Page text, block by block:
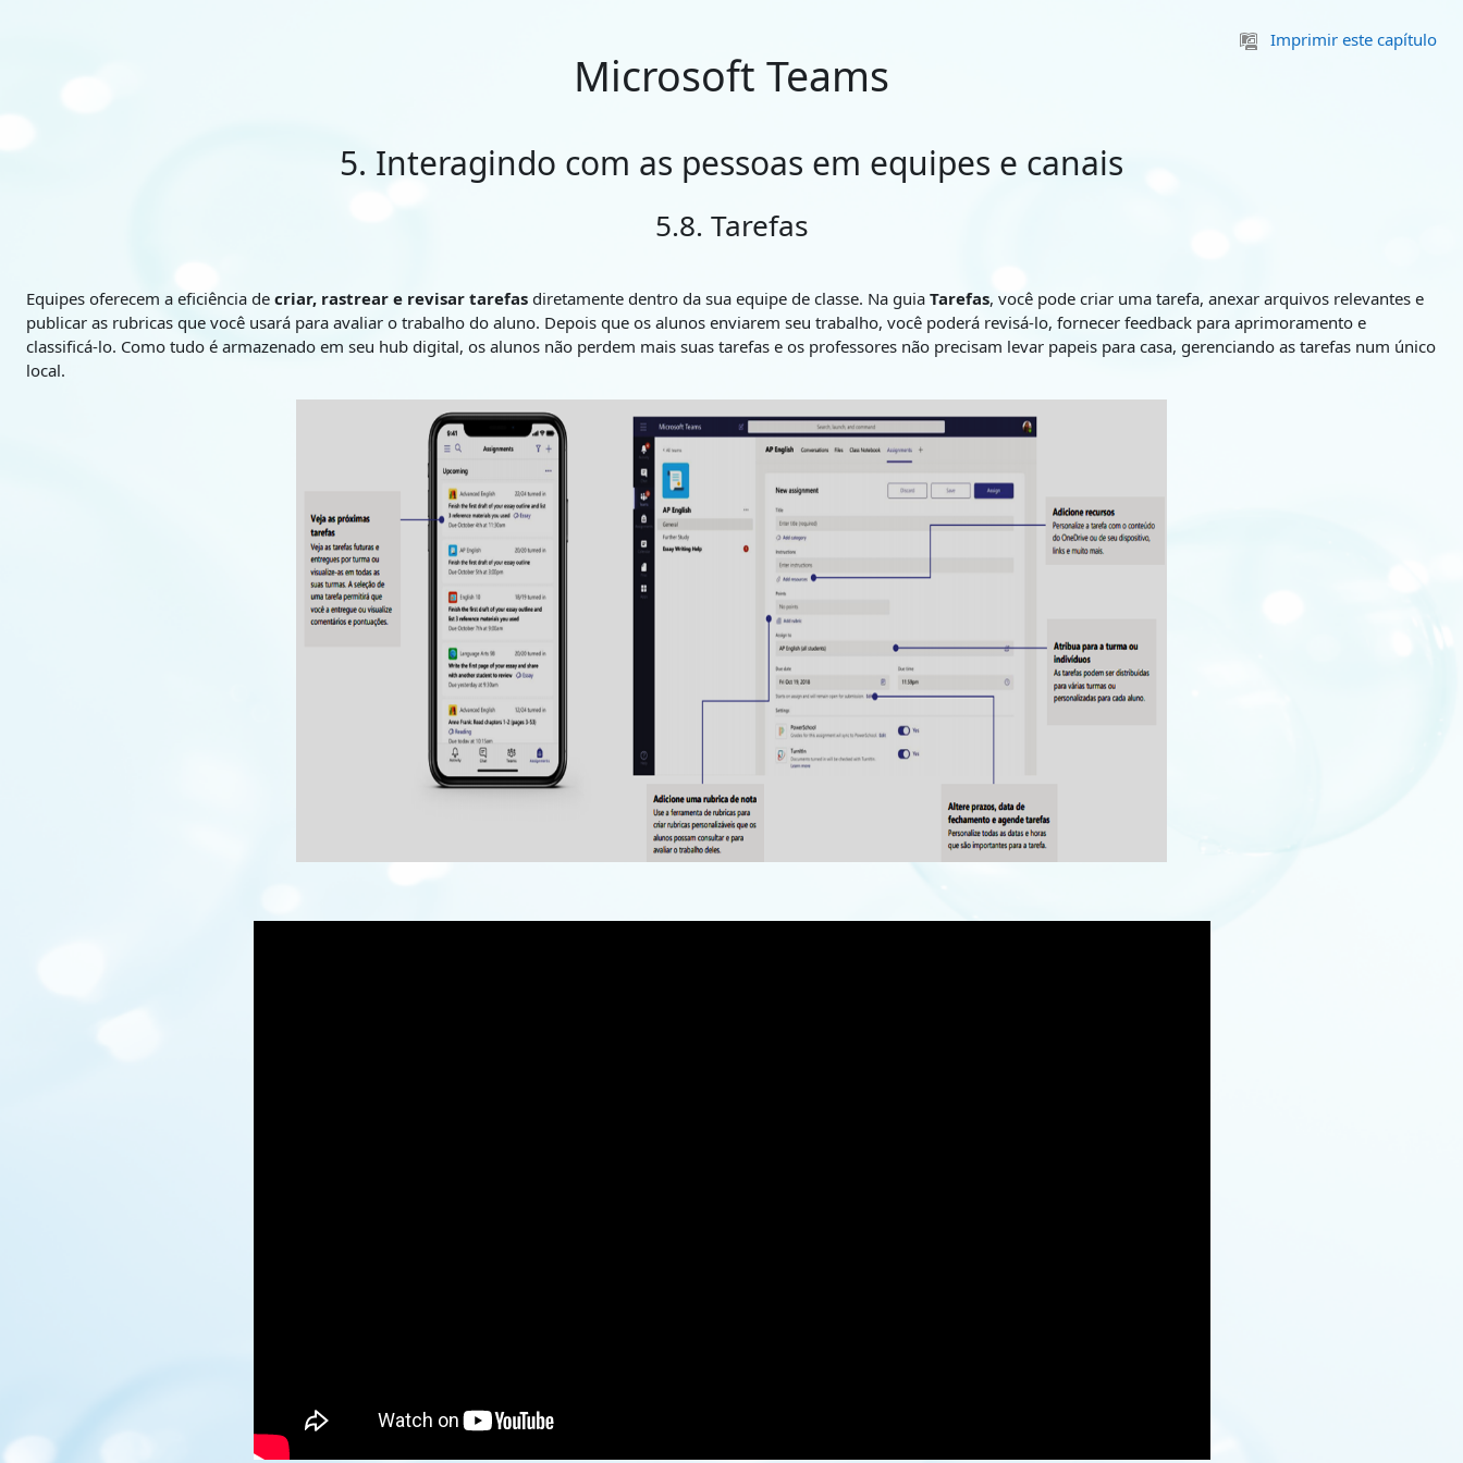
Imprimir este capítulo
Microsoft Teams
5. Interagindo com as pessoas em equipes e canais
5.8. Tarefas
Equipes oferecem a eficiência de criar, rastrear e revisar tarefas diretamente dentro da sua equipe de classe. Na guia Tarefas, você pode criar uma tarefa, anexar arquivos relevantes e
publicar as rubricas que você usará para avaliar o trabalho do aluno. Depois que os alunos enviarem seu trabalho, você poderá revisá-lo, fornecer feedback para aprimoramento e
classificá-lo. Como tudo é armazenado em seu hub digital, os alunos não perdem mais suas tarefas e os professores não precisam levar papeis para casa, gerenciando as tarefas num único
local.